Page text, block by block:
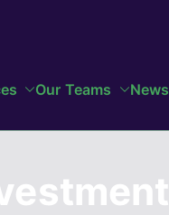
Our Teams News